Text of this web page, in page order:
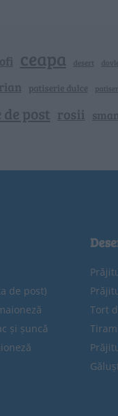
ceapa desert
patiserie dulce
de post rosii
de post)
și șuncă
Tort